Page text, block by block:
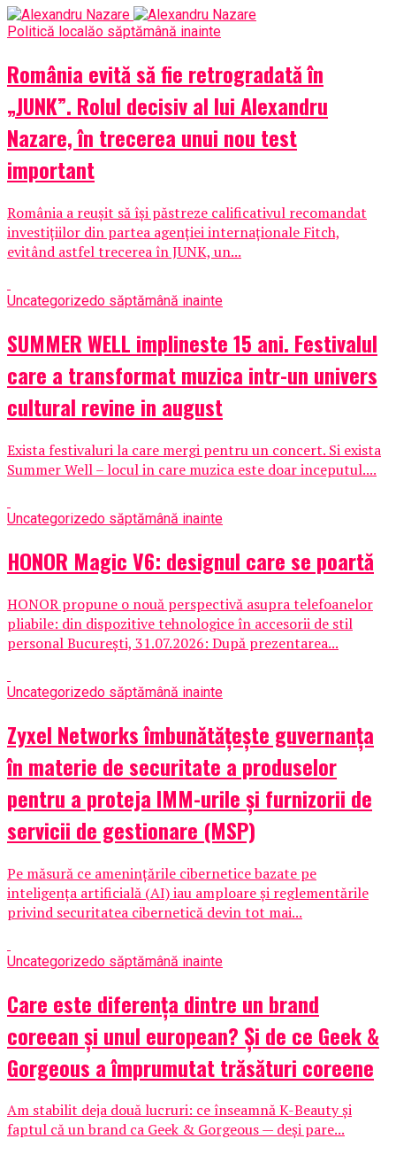
Politică localăo săptămână inainte
România evită să fie retrogradată în
„JUNK”. Rolul decisiv al lui Alexandru
Nazare, în trecerea unui nou test
important
România a reușit să își păstreze calificativul recomandat
investițiilor din partea agenției internaționale Fitch,
evitând astfel trecerea în JUNK, un...
Uncategorizedo săptămână inainte
SUMMER WELL implineste 15 ani. Festivalul
care a transformat muzica intr-un univers
cultural revine in august
Exista festivaluri la care mergi pentru un concert. Si exista
Summer Well – locul in care muzica este doar inceputul....
Uncategorizedo săptămână inainte
HONOR Magic V6: designul care se poartă
HONOR propune o nouă perspectivă asupra telefoanelor
pliabile: din dispozitive tehnologice în accesorii de stil
personal București, 31.07.2026: După prezentarea...
Uncategorizedo săptămână inainte
Zyxel Networks îmbunătățește guvernanța
în materie de securitate a produselor
pentru a proteja IMM-urile și furnizorii de
servicii de gestionare (MSP)
Pe măsură ce amenințările cibernetice bazate pe
inteligența artificială (AI) iau amploare și reglementările
privind securitatea cibernetică devin tot mai...
Uncategorizedo săptămână inainte
Care este diferența dintre un brand
coreean și unul european? Și de ce Geek &
Gorgeous a împrumutat trăsături coreene
Am stabilit deja două lucruri: ce înseamnă K-Beauty și
faptul că un brand ca Geek & Gorgeous — deși pare...